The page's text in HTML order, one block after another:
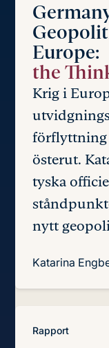
Europe:
the
Krig i
förflyttning
österut.
tyska
nytt
Katarina
Rapport